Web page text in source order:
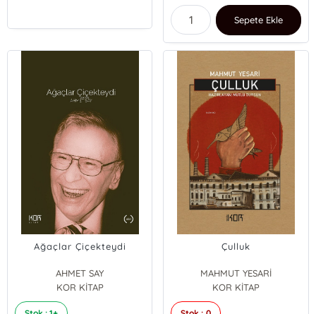
Sepete Ekle
Ağaçlar Çiçekteydi
AHMET SAY
KOR KİTAP
Çulluk
MAHMUT YESARİ
KOR KİTAP